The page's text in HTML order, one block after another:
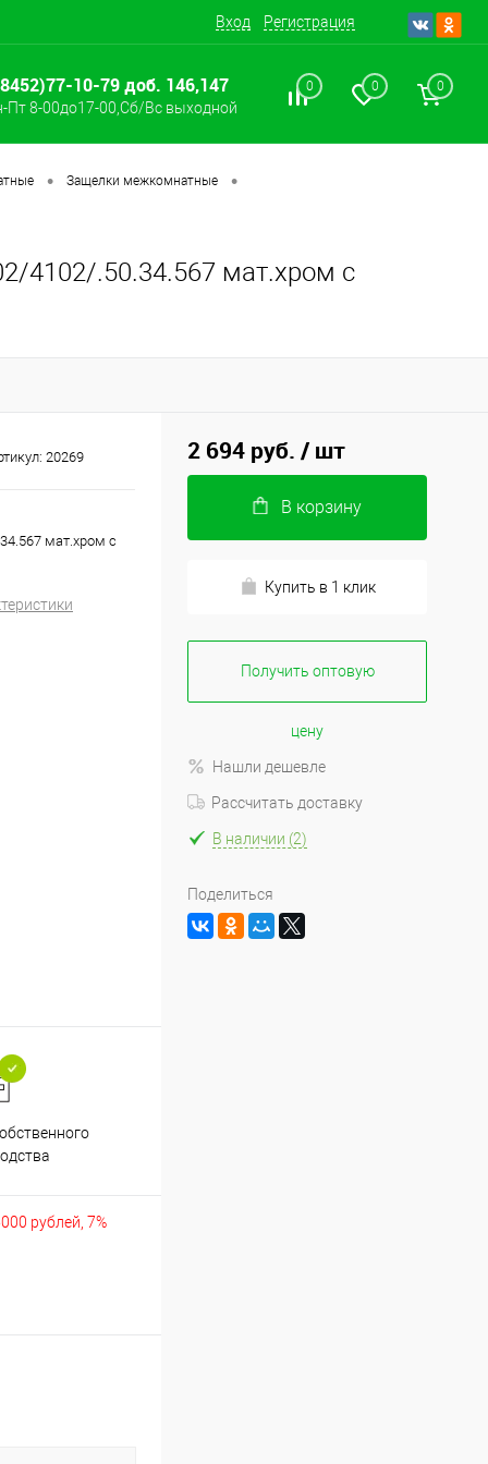
Вход Регистрация
10-79 доб. 146,147
Пт 8-00до17-00,Сб/Вс выходной
0 0 0
• Защелки межкомнатные •
4102/.50.34.567 мат.хром с
20269
мат.хром с
рублей, 7%
2 694 руб. / шт
В корзину
Купить в 1 клик
Получить оптовую
цену
Нашли дешевле
Рассчитать доставку
В наличии (2)
Поделиться